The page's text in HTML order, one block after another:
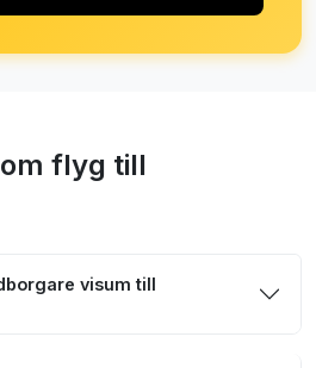
flyg till
visum till